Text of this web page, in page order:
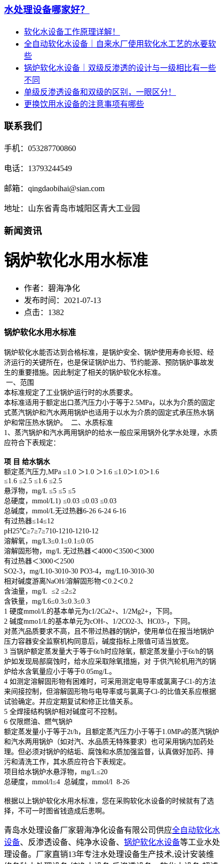
水处理设备哪家好？
软化水设备工作原理详解！
全自动软化水设备｜自来水厂使用软化水工艺的水要软
些
锅炉软化水设备｜双级反渗透的设计与一级相比有一些
不同
单级反渗透设备和双级的区别，一眼区分！
更换饮用水设备的注意事项有哪些
联系我们
手机：053287700860
电话：13793244549
邮箱：qingdaobihai@sian.com
地址：山东省青岛市城阳区青大工业园
新闻资讯
锅炉软化水用水标准
作者：碧海净化
发布时间：2021-07-13
点击：1382
锅炉软化水用水标准
锅炉软化水能否达到合格标准，是锅炉安全、锅炉使用寿命长短、经
济运行的关键所在，也是保证锅炉出力、节约能源、预防锅炉事故发
生的重要措施。因此制定了相关的锅炉软化水标准。
一、范围
本标准规定了工业锅炉运行时的水质要求。
本标准适用于额定出口蒸汽压力小于等于2.5MPa，以水为介质的固定
式蒸汽锅炉和汽水两用锅炉也适用于以水为介质的固定式承压热水锅
炉和常压热水锅炉。 二、水质标准
1、蒸汽锅炉和汽水两用锅炉的给水一般应采用锅外化学水处理，水质
应符合下表规定：
项 目 给水锅水
额定蒸汽压力, MPa ≤1.0 ＞1.0 ＞1.6 ≤1.0＞1.0＞1.6
≤1.6 ≤2.5 ≤1.6 ≤2.5
悬浮物，mg/L ≤5 ≤5 ≤5
总硬度，mmol/L1) ≤0.03 ≤0.03 ≤0.03
总碱度，mmol/L无过热器6-26 6-24 6-16
有过热器≤14≤12
pH25℃≥7≥7≥710-1210-1210-12
溶解氧，mg/L3≤0.1≤0.1≤0.05
溶解固形物，mg/L 无过热器＜4000＜3500＜3000
有过热器＜3000＜2500
SO2-3，mg/L10-3010-30 PO3-4，mg/L10-3010-30
相对碱度游离NaOH/溶解固形物＜0.2＜0.2
含油量，mg/L ≤2 ≤2≤2
含铁量，mg/L6≤0.3≤0.3≤0.3
1 硬度mmol/L的基本单元为c1/2Ca2+、1/2Mg2+，下同。
2 碱度mmo1/L的基本单元为cOH-、1/2CO2-3、HC03-，下同。
对蒸汽品质要求不高，且不带过热器的锅炉，使用单位在报当地锅炉
压力容器安全监察机构同意后，碱度指标上限值可适当放宽。
3 当锅炉额定蒸发量大于等于6t/h时应除氧，额定蒸发量小于6t/h的锅
炉如发现局部腐蚀时，给水应采取除氧措施，对 于供汽轮机用汽的锅
炉给水含氧量应小于等于0.05mg/L。
4 如测定溶解固形物有困难时，可采用测定电导率或氯离子C1-的方法
来间接控制，但溶解固形物与电导率或与氯离子Cl-的比值关系应根据
试验确定。并应定期复试和修正比值关系。
5 全焊接结构锅炉相对碱度可不控制。
6 仅限燃油、燃气锅炉
额定蒸发量小于等于2t/h，且额定蒸汽压力小于等于1.0MPa的蒸汽锅炉
和汽水两用锅炉（如对汽、水品质无特殊要求）也可采用锅内加药处
理。但必须对锅炉的结垢、腐蚀和水质加强监督，认真做好加药、排
污和清洗工作，其水质应符合下表规定。
项目给水锅炉水悬浮物，mg/L≤20
总硬度，mmol/l≤4 总碱度，mmol/l 8-26
根据以上锅炉软化水用水标准，您在采购软化水设备的时候就有了选
择，不可一时图省钱造成后患啊。
青岛水处理设备厂家碧海净化设备有限公司供应全自动软化水
设备、反渗透设备、纯净水设备、 锅炉软化水设备等工业水处
理设备。厂家直销13年专注水处理设备生产技术,设计安装维